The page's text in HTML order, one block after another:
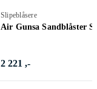
Slipeblåsere
Air Gunsa Sandblåster
2 221 ,-